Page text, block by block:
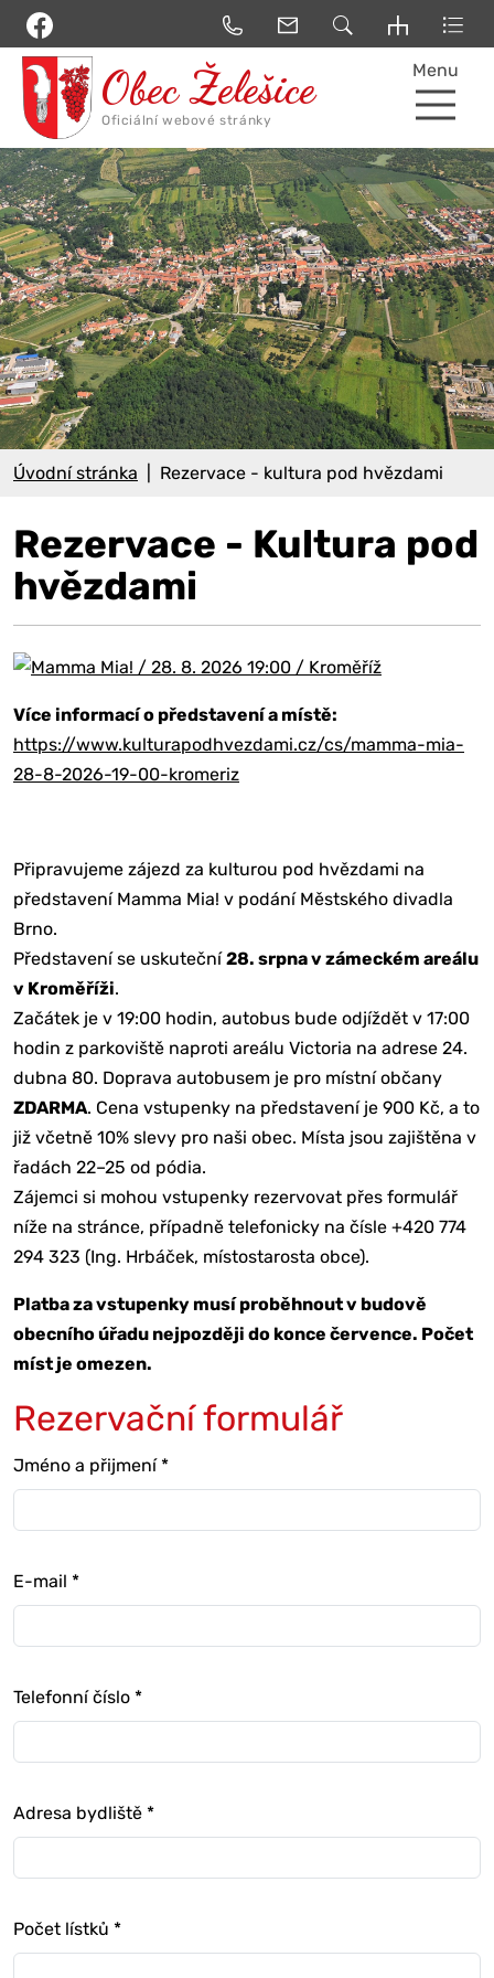
Menu
Úvodní stránka Rezervace - kultura pod hvězdami
Rezervace - Kultura pod
hvězdami
Více informací o představení a místě:
https://www.kulturapodhvezdami.cz/cs/mamma-mia-
28-8-2026-19-00-kromeriz
Připravujeme zájezd za kulturou pod hvězdami na
představení Mamma Mia! v podání Městského divadla
Brno.
Představení se uskuteční28. srpna v zámeckém areálu
v Kroměříži.
Začátek je v 19:00 hodin, autobus bude odjíždět v 17:00
hodin z parkoviště naproti areálu Victoria na adrese 24.
dubna 80. Doprava autobusem je pro místní občany
ZDARMA. Cena vstupenky na představení je 900 Kč, a to
již včetně 10% slevy pro naši obec. Místa jsou zajištěna v
řadách 22–25 od pódia.
Zájemci si mohou vstupenky rezervovat přes formulář
níže na stránce, případně telefonicky na čísle +420 774
294 323 (Ing. Hrbáček, místostarosta obce).
Platba za vstupenky musí proběhnout v budově
obecního úřadu nejpozději do konce července. Počet
míst je omezen.
Rezervační formulář
Jméno a přijmení *
E-mail *
Telefonní číslo *
Adresa bydliště *
Počet lístků *